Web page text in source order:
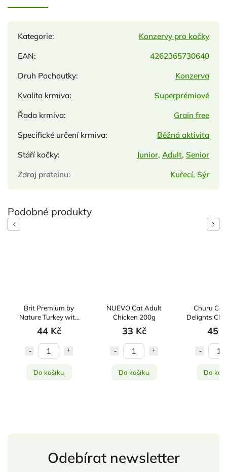
Kategorie: Konzervy pro kočky
EAN: 4262365730640
Druh Pochoutky: Konzerva
Kvalita krmiva: Superprémiové
Řada krmiva: Grain free
Specifické určení krmiva: Běžná aktivita
Stáří kočky: Junior, Adult, Senior
Zdroj proteinu: Kuřecí, Sýr
Previous
Brit Premium by
Nature Turkey with
Liver 200g
44 Kč
Do košíku
NUEVO Cat Adult
Chicken 200g
33 Kč
Do košíku
Churu Cat
Delights
45
Do
Next
Odebírat newsletter